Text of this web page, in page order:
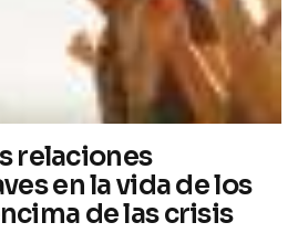
relaciones
en la vida de los
de las crisis